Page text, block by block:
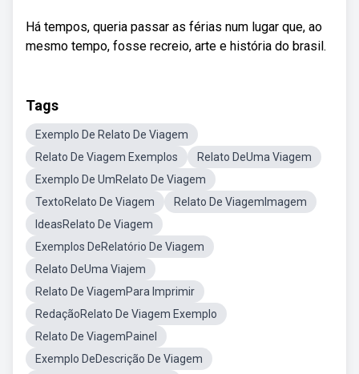
Há tempos, queria passar as férias num lugar que, ao
mesmo tempo, fosse recreio, arte e história do brasil.
Tags
Exemplo De Relato De Viagem
Relato De Viagem Exemplos
Relato DeUma Viagem
Exemplo De UmRelato De Viagem
TextoRelato De Viagem
Relato De ViagemImagem
IdeasRelato De Viagem
Exemplos DeRelatório De Viagem
Relato DeUma Viajem
Relato De ViagemPara Imprimir
RedaçãoRelato De Viagem Exemplo
Relato De ViagemPainel
Exemplo DeDescrição De Viagem